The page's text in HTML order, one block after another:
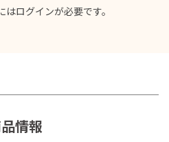
はログインが必要です。
情報